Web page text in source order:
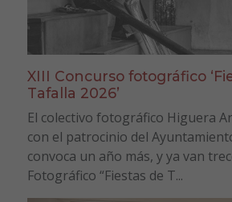
XIII Concurso fotográfico
Tafalla 2026’
El colectivo fotográfico Higuera
con el patrocinio del
convoca un año más, y ya van
Fotográfico “Fiestas de T...